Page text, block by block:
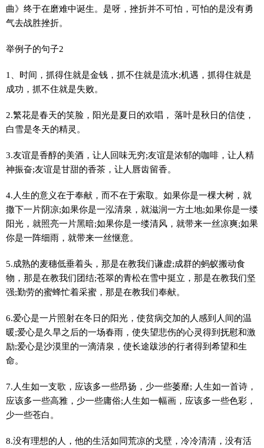
曲》终于在磨难中诞生。是呀，挫折并不可怕，可怕的是没有勇
气去战胜挫折。
举例子的句子2
1、时间，抓得住就是金钱，抓不住就是流水;机遇，抓得住就是
成功，抓不住就是失败。
2.繁花是春天的笑脸，阳光是夏日的欢唱， 落叶是秋日的信使，
白雪是冬天的精灵。
3.友谊是香醇的美酒，让人回味无穷;友谊是浓郁的咖啡，让人精
神振奋;友谊是甘甜的香茶，让人唇齿留香。
4.人生的意义在于奉献，而不在于索取。如果你是一棵大树，就
撒下一片阴凉;如果你是一泓清泉，就滋润一方土地;如果你是一缕
阳光，就照亮一片黑暗;如果你是一缕清风，就带来一丝凉爽;如果
你是一阵细雨，就带来一丝惬意。
5.成熟的麦穗低垂着头，那是在教我们谦虚;成群的蚂蚁搬动食
物，那是在教我们团结;苍翠的青松在雪中挺立，那是在教我们坚
强;勤劳的蜜蜂忙着采蜜，那是在教我们奉献。
6.爱心是一片照射在冬日的阳光，使贫病交加的人感到人间的温
暖;爱心是久旱之后的一场春雨，使失望悲伤的心灵得到抚慰和激
励;爱心是沙漠里的一滴清泉，使长途跋涉的行者得到希望和生
命。
7.人生如一支歌，应该多一些昂扬，少一些萎靡; 人生如一首诗，
应该多一些高雅，少一些庸俗;人生如一幅画，应该多一些色彩，
少一些苍白。
8.没有理想的人，他的生活如同荒凉的戈壁，冷冷清清，没有活